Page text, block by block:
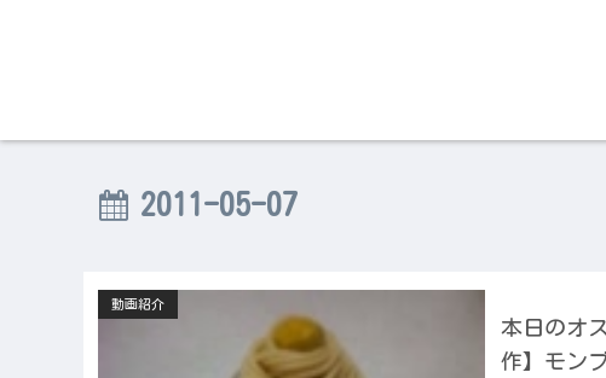
2011-05-07
動画紹介
本日のオ
作】モン